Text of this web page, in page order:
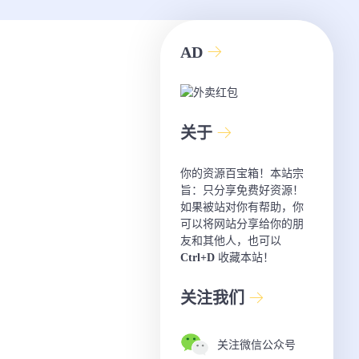
AD
关于
你的资源百宝箱！本站宗
旨：只分享免费好资源！
如果被站对你有帮助，你
可以将网站分享给你的朋
友和其他人，也可以
Ctrl+D 收藏本站！
关注我们
关注微信公众号